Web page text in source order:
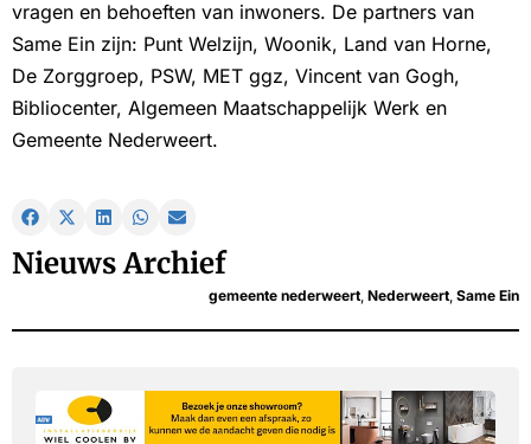
vragen en behoeften van inwoners. De partners van
Same Ein zijn: Punt Welzijn, Woonik, Land van Horne,
De Zorggroep, PSW, MET ggz, Vincent van Gogh,
Bibliocenter, Algemeen Maatschappelijk Werk en
Gemeente Nederweert.
Nieuws Archief
gemeente nederweert Nederweert Same Ein